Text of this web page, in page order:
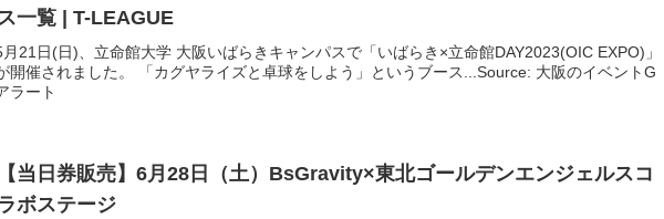
一覧 | T-LEAGUE
月21日(日)、立命館大学 大阪いばらきキャンパスで「いばらき×立命館DAY2023(OIC EXPO)」
開催されました。 「カグヤライズと卓球をしよう」というブース...Source: 大阪のイベントG
ラート
【当日券販売】6月28日（土）BsGravity×東北ゴールデンエンジェルスコ
ラボステージ